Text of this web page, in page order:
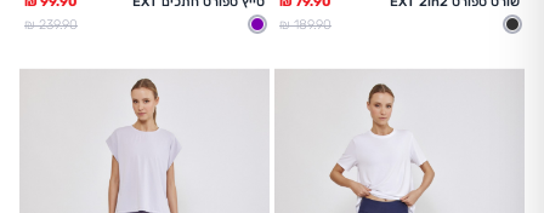
אפור כהה
מחיר מלא
189.90 ₪
סגול
מחיר מלא
239.90 ₪